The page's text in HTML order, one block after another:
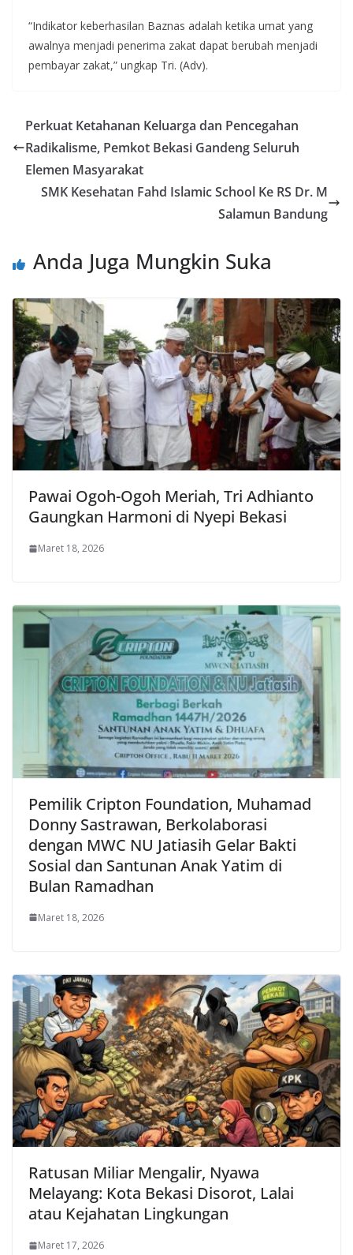
“Indikator keberhasilan Baznas adalah ketika umat yang
awalnya menjadi penerima zakat dapat berubah menjadi
pembayar zakat,” ungkap Tri. (Adv).
Perkuat Ketahanan Keluarga dan Pencegahan
Radikalisme, Pemkot Bekasi Gandeng Seluruh
Elemen Masyarakat
SMK Kesehatan Fahd Islamic School Ke RS Dr. M
Salamun Bandung
Anda Juga Mungkin Suka
Pawai Ogoh-Ogoh Meriah, Tri Adhianto
Gaungkan Harmoni di Nyepi Bekasi
Maret 18, 2026
Pemilik Cripton Foundation, Muhamad
Donny Sastrawan, Berkolaborasi
dengan MWC NU Jatiasih Gelar Bakti
Sosial dan Santunan Anak Yatim di
Bulan Ramadhan
Maret 18, 2026
Ratusan Miliar Mengalir, Nyawa
Melayang: Kota Bekasi Disorot, Lalai
atau Kejahatan Lingkungan
Maret 17, 2026